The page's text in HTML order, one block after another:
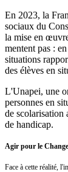
En 2023, la
sociaux du
la mise en
mentent pas :
situations
des élèves en
L'Unapei, une
personnes en
de scolarisation
de handicap.
Agir pour le
Face à cette réalité,